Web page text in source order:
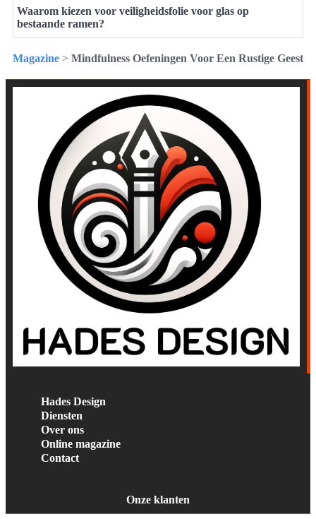
Waarom kiezen voor veiligheidsfolie voor glas op
bestaande ramen?
Magazine > Mindfulness Oefeningen Voor Een Rustige Geest
Hades Design
Diensten
Over ons
Online magazine
Contact
Onze klanten